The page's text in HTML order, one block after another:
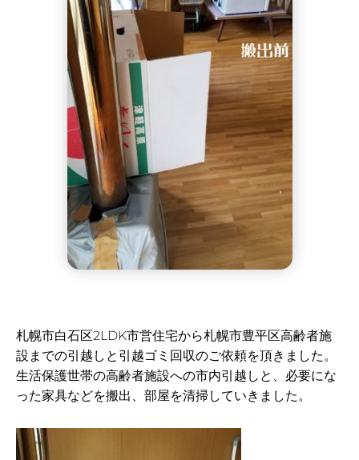
札幌市白石区2LDK市営住宅から札幌市豊平区高齢者施
設までの引越しと引越ゴミ回収のご依頼を頂きました。
生活保護世帯の高齢者施設への市内引越しと、必要にな
った家具などを搬出、部屋を清掃していきました。